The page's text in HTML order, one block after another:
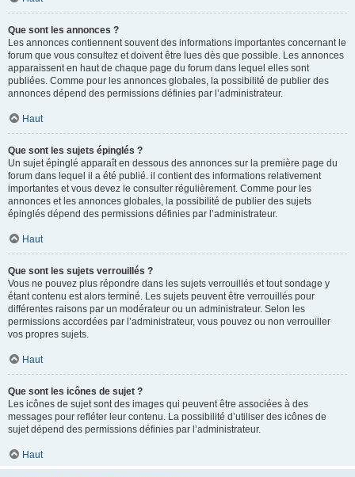
Que sont les annonces ?
Les annonces contiennent souvent des informations importantes concernant le
forum que vous consultez et doivent être lues dès que possible. Les annonces
apparaissent en haut de chaque page du forum dans lequel elles sont
publiées. Comme pour les annonces globales, la possibilité de publier des
annonces dépend des permissions définies par l’administrateur.
Haut
Que sont les sujets épinglés ?
Un sujet épinglé apparaît en dessous des annonces sur la première page du
forum dans lequel il a été publié. il contient des informations relativement
importantes et vous devez le consulter régulièrement. Comme pour les
annonces et les annonces globales, la possibilité de publier des sujets
épinglés dépend des permissions définies par l’administrateur.
Haut
Que sont les sujets verrouillés ?
Vous ne pouvez plus répondre dans les sujets verrouillés et tout sondage y
étant contenu est alors terminé. Les sujets peuvent être verrouillés pour
différentes raisons par un modérateur ou un administrateur. Selon les
permissions accordées par l’administrateur, vous pouvez ou non verrouiller
vos propres sujets.
Haut
Que sont les icônes de sujet ?
Les icônes de sujet sont des images qui peuvent être associées à des
messages pour refléter leur contenu. La possibilité d’utiliser des icônes de
sujet dépend des permissions définies par l’administrateur.
Haut